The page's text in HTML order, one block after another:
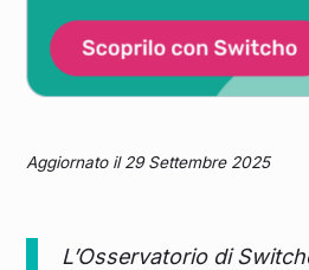
Aggiornato il 29 Settembre 2025
L’Osservatorio di